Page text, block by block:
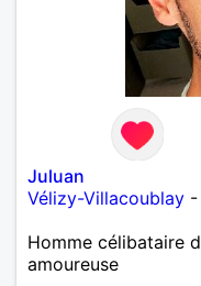
Juluan
Vélizy-Villacoublay -
Homme célibataire
amoureuse